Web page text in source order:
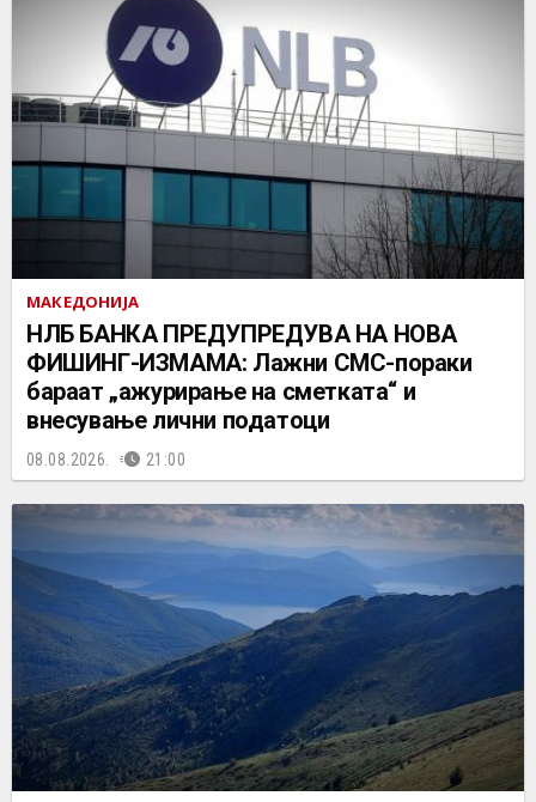
МАКЕДОНИЈА
НЛБ БАНКА ПРЕДУПРЕДУВА НА НОВА
ФИШИНГ-ИЗМАМА: Лажни СМС-пораки
бараат „ажурирање на сметката“ и
внесување лични податоци
08.08.2026. 21:00